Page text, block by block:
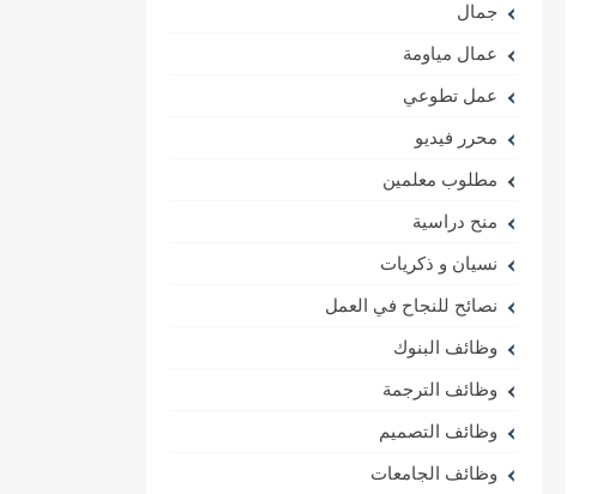
جمال
عمال مياومة
عمل تطوعي
محرر فيديو
مطلوب معلمين
منح دراسية
نسيان و ذكريات
نصائح للنجاح في العمل
وظائف البنوك
وظائف الترجمة
وظائف التصميم
وظائف الجامعات